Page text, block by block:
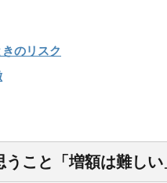
のリスク
こと「増額は難しい